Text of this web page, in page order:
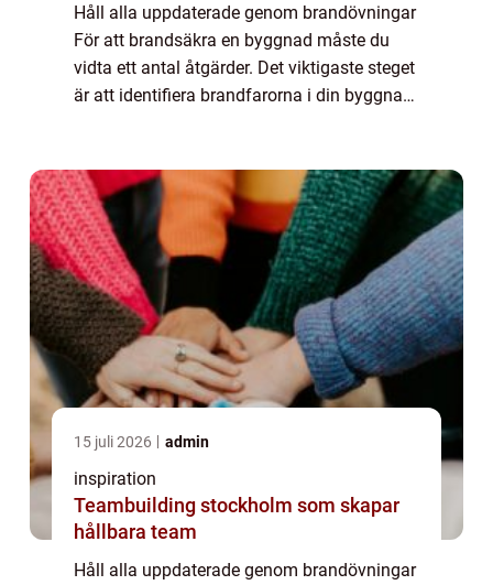
Håll alla uppdaterade genom brandövningar
För att brandsäkra en byggnad måste du
vidta ett antal åtgärder. Det viktigaste steget
är att identifiera brandfarorna i din byggnad
15 juli 2026 admin
inspiration
Teambuilding stockholm som skapar
hållbara team
Håll alla uppdaterade genom brandövningar